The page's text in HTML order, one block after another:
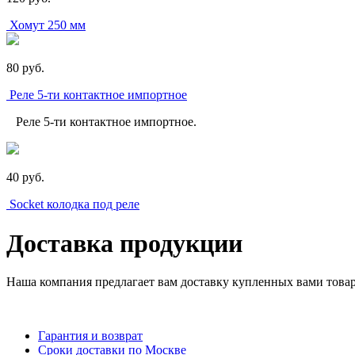
Хомут 250 мм
80 pуб.
Реле 5-ти контактное импортное
Реле 5-ти контактное импортное.
40 pуб.
Socket колодка под реле
Доставка продукции
Наша компания предлагает вам доставку купленных вами
Гарантия и возврат
Сроки доставки по Москве